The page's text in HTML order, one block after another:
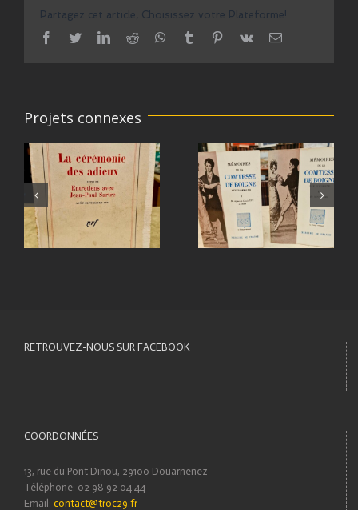
Partagez cet article, Choisissez votre Plateforme!
facebook
twitterlinkedinreddit whatsapptumblr pinterest
vk Email
Projets connexes
RETROUVEZ-NOUS SUR FACEBOOK
COORDONNÉES
13, rue du Pont Dinou, 29100 Douarnenez
Téléphone: 02 98 92 04 44
Email: contact@troc29.fr